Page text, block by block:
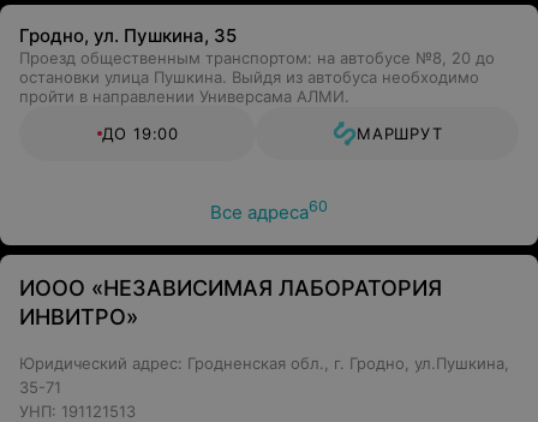
Гродно, ул. Пушкина, 35
Проезд общественным транспортом: на автобусе №8, 20 до
остановки улица Пушкина. Выйдя из автобуса необходимо
пройти в направлении Универсама АЛМИ.
ДО 19:00
МАРШРУТ
Все адреса60
ИООО «НЕЗАВИСИМАЯ ЛАБОРАТОРИЯ
ИНВИТРО»
Юридический адрес: Гродненская обл., г. Гродно, ул.Пушкина,
35-71
УНП: 191121513